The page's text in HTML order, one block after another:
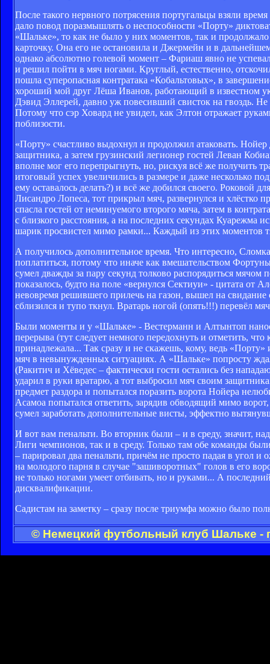
После такого нервного потрясения португальцы взяли
дало повод поразмышлять о неспособности «Порту»
«Шальке», то как не было у них моментов, так и
карточку. Она его не остановила и Джермейн и в
однако абсолютно голевой момент – Фариаш явно не
и решил пойти в мяч ногами. Круглый, естественно,
пошла суперопасная контратака «Кобальтовых», в
хороший мой друг Лёша Иванов, работающий в известном
Дэвид Эллерей, давно уж повесивший свисток на гвоздь.
Потому что сэр Ховард не увидел, как Элтон отражает
поблизости.
«Порту» счастливо выдохнул и продолжил атаковать.
защитника, а затем грузинский легионер гостей Леван
вполне мог его перепрыгнуть, но, рискуя всё же получить
итоговый успех увеличились в размере и даже несколько
ему оставалось делать?) и всё же добился своего. Роковой
Лисандро Лопеса, тот прикрыл мяч, развернулся и хлёстко
спасла гостей от неминуемого второго мяча, затем в
с близкого расстояния, а на последних секундах
шарик просвистел мимо рамки... Каждый из этих моментов
А получилось дополнительное время. Что интересно,
поплатиться, потому что иначе как вмешательством
сумел дважды за пару секунд толково распорядиться мячом
показалось, будто на поле «вернулся Сектиуи» - цитата
невовремя решившего прилечь на газон, вышел на
сблизился и тупо ткнул. Вратарь ногой (опять!!!) перевёл
Были моменты и у «Шальке» - Вестерманн и Алтынтоп
перерыва (тут следует немного передохнуть и отметить,
принадлежала... Так сразу и не скажешь, кому, ведь
мяч в невынужденных ситуациях. А «Шальке» попросту
(Ракитич и Хёведес – фактически гости остались без
ударил в руки вратарю, а тот выбросил мяч своим
предмет раздора и попытался поразить ворота Нойера
Асамоа попытался ответить, зарядив обводящий мимо
сумел заработать дополнительные висты, эффектно
И вот вам пенальти. Во вторник были – и в среду, значит,
Лиги чемпионов, так и в среду. Только там обе команды
– парировал два пенальти, причём не просто падая в угол
на молодого парня в случае "зашиворотных" голов в его
не только ногами умеет отбивать, но и руками... А
дисквалификации.
Садистам на заметку – сразу после триумфа можно было
© Немецкий футбольный клуб Шальке -